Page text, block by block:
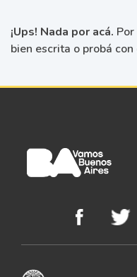
¡Ups! Nada por acá.
bien escrita o probá